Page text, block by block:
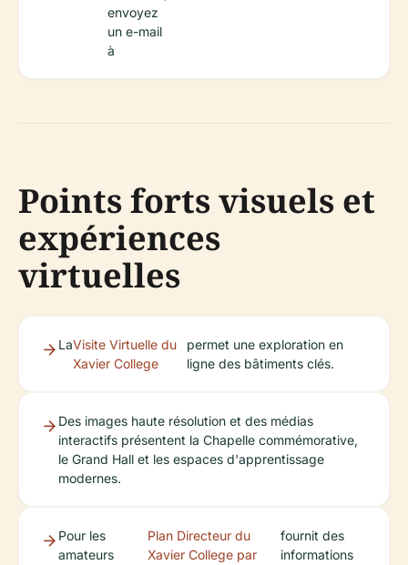
envoyez
un e-mail
à
Points forts visuels et
expériences
virtuelles
LaVisite Virtuelle du
Xavier College
permet une exploration en
ligne des bâtiments clés.
Des images haute résolution et des médias
interactifs présentent la Chapelle commémorative,
le Grand Hall et les espaces d'apprentissage
modernes.
Pour les
amateurs
Plan Directeur du
Xavier College par
fournit des
informations